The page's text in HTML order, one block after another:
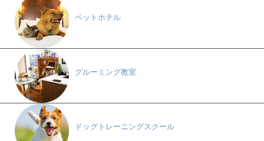
ペットホテル
グルーミング教室
ドッグトレーニングスクール